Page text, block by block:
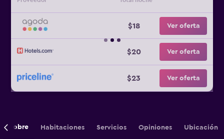
$18 Ver oferta
$20 Ver oferta
$23 Ver oferta
Sobre Habitaciones Servicios Opiniones Ubicación